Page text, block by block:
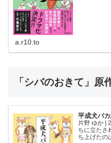
a.r10.to
「シバのおきて」原
平成犬バ
片野 ゆか |
ちに立たさ
ち上げたの